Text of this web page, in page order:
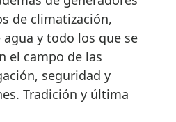
de climatización,
y todo los que se
el campo de las
seguridad y
Tradición y última